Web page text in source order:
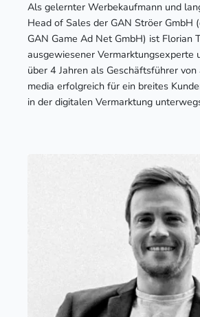
Als gelernter Werbekaufmann und
Head of Sales der GAN Ströer GmbH
GAN Game Ad Net GmbH) ist Florian
ausgewiesener Vermarktungsexperte
über 4 Jahren als Geschäftsführer
media erfolgreich für ein breites
in der digitalen Vermarktung